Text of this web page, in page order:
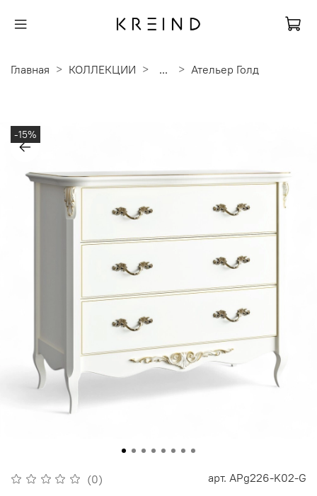
Главная КОЛЛЕКЦИИ ... Ательер Голд
-15%
(0) арт. APg226-K02-G